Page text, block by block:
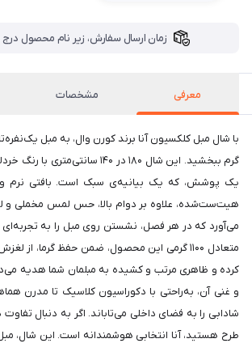
زمان ارسال سفارش، زیر نام محصول
معرفی مشخصات
با شال مبل کلکسیون آنا برند کورن وال، به مبل
گرم ببخشید. این شال ۱۸۰ در ۱۴۰
یک پوشش، که یک بیانیه‌ی سبک است. بافتی نرم و
هیت‌ست‌شده، علاوه بر دوام بالا، حس لمس مخملی و
می‌آورد که در هر فصل، نشستن روی مبل را به
متعادل ۱۱۰۰ گرمی این محصول، ضمن حفظ گرما، از
کرده و ظاهری مرتب و کشیده به مبلمان شما هدیه
و غنی آن، به‌راحتی با دکوراسیون کلاسیک تا مدرن
شادابی را به فضای داخلی می‌تاباند. اگر به دنبال
طرح هستید، آنا انتخابی هوشمندانه است. این شال،